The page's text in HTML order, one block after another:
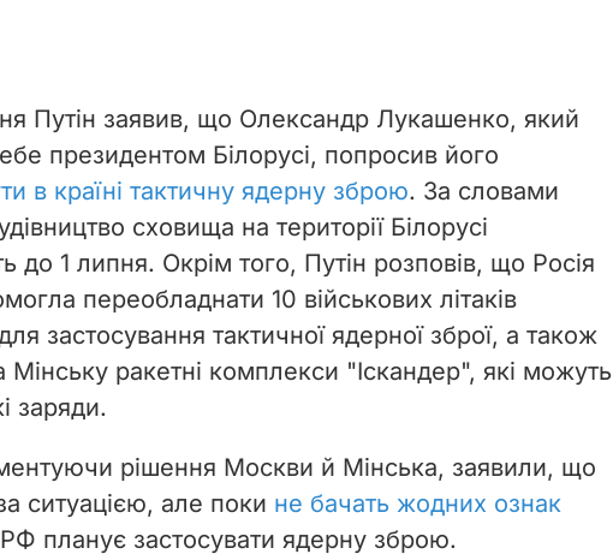
Путін заявив, що Олександр Лукашенко, який
президентом Білорусі, попросив його
в країні тактичну ядерну зброю. За словами
сховища на території Білорусі
до 1 липня. Окрім того, Путін розповів, що Росія
переобладнати 10 військових літаків
застосування тактичної ядерної зброї, а також
Мінську ракетні комплекси "Іскандер", які можуть
заряди.
рішення Москви й Мінська, заявили, що
ситуацією, але поки не бачать жодних ознак
планує застосувати ядерну зброю.